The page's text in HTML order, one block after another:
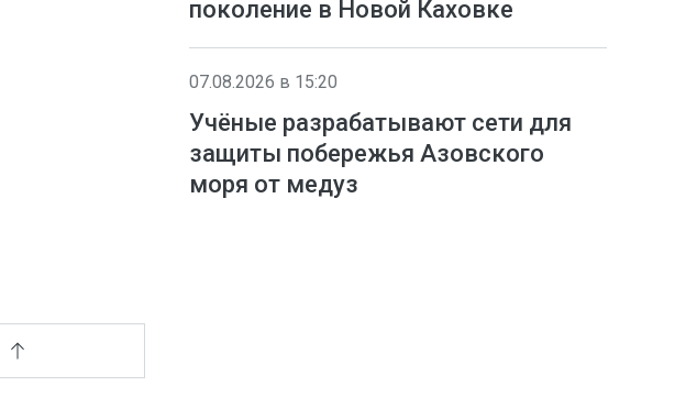
поколение в Новой Каховке
07.08.2026 в 15:20
Учёные разрабатывают сети для
защиты побережья Азовского
моря от медуз